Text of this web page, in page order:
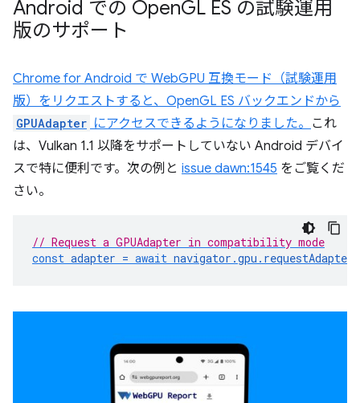
Android での OpenGL ES の試験運用
版のサポート
Chrome for Android で WebGPU 互換モード（試験運用
版）をリクエストすると、OpenGL ES バックエンドから
GPUAdapter にアクセスできるようになりました。
これ
は、Vulkan 1.1 以降をサポートしていない Android デバイ
スで特に便利です。次の例と issue dawn:1545 をご覧くだ
さい。
// Request a GPUAdapter in compatibility mode
const adapter = await navigator .gpu . requestAdapter